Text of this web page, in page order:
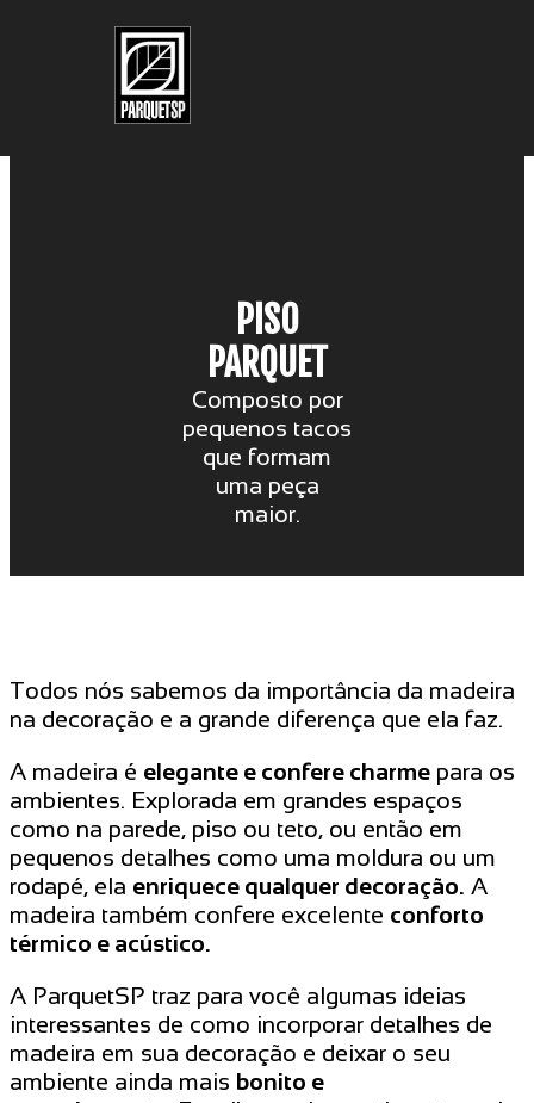
PISO
PARQUET
Composto por
pequenos tacos
que formam
uma peça
maior.
Todos nós sabemos da importância da madeira
na decoração e a grande diferença que ela faz.
A madeira é elegante e confere charme para os
ambientes. Explorada em grandes espaços
como na parede, piso ou teto, ou então em
pequenos detalhes como uma moldura ou um
rodapé, ela enriquece qualquer decoração. A
madeira também confere excelente conforto
térmico e acústico.
A ParquetSP traz para você algumas ideias
interessantes de como incorporar detalhes de
madeira em sua decoração e deixar o seu
ambiente ainda mais bonito e